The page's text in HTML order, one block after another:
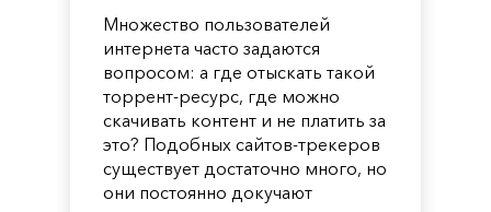
Множество пользователей
интернета часто задаются
вопросом: а где отыскать такой
торрент-ресурс, где можно
скачивать контент и не платить за
это? Подобных сайтов-трекеров
существует достаточно много, но
они постоянно докучают